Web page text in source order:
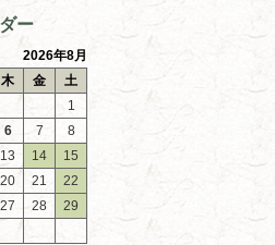
ー
2026年8月
木 金
土
1
6 7
8
13 14
15
20 21
22
27 28
29